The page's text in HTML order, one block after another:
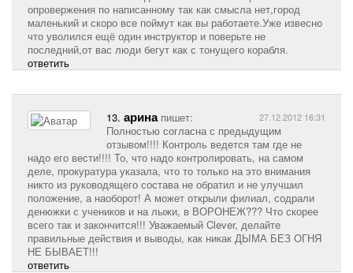
опровержения по написанному так как смысла нет,город
маленький и скоро все поймут как вы работаете.Уже извесно
что уволился ещё один инструктор и поверьте не
последний,от вас люди бегут как с тонущего корабля.
ответить
27.12.2012 16:31
13. аринапишет:
Полностью согласна с предыдущим
отзывом!!!! Контроль ведется там где не
надо его вести!!!! То, что надо контролировать, на самом
деле, прокуратура указала, что то только на это внимания
никто из руководящего состава не обратил и не улучшил
положение, а наоборот! А может открыли филиал, содрали
денюжки с учеников и на лыжи, в ВОРОНЕЖ??? Что скорее
всего так и закончится!!! Уважаемый Clever, делайте
правильные действия и выводы, как никак ДЫМА БЕЗ ОГНЯ
НЕ БЫВАЕТ!!!
ответить